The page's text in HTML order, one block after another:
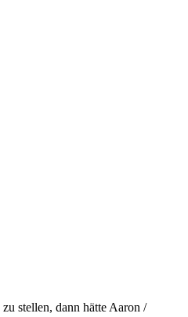
stellen, dann hätte Aaron /